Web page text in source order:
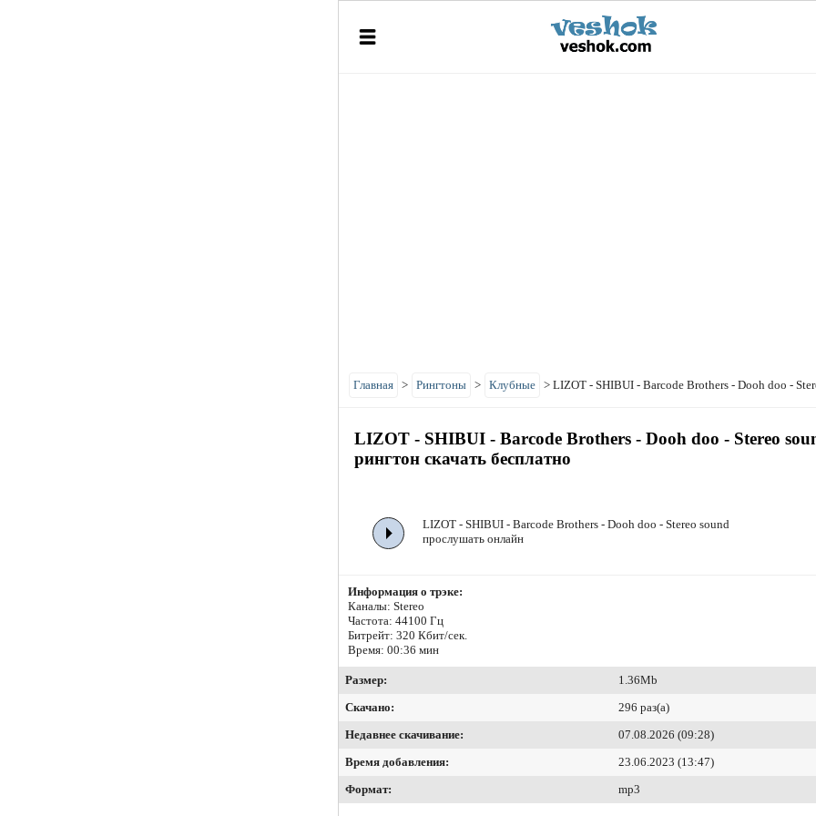
Главная > Рингтоны > Клубные > LIZOT - SHIBUI - Barcode Brothers - Dooh doo -
LIZOT - SHIBUI - Barcode Brothers - Dooh doo - Stereo
рингтон скачать бесплатно
LIZOT - SHIBUI - Barcode Brothers - Dooh doo - Stereo sound
прослушать онлайн
Информация о трэке:
Каналы: Stereo
Частота: 44100 Гц
Битрейт: 320 Кбит/сек.
Время: 00:36 мин
Размер:
1.36Mb
Скачано:
296 раз(а)
Недавнее скачивание:
07.08.2026 (09:28)
Время добавления:
23.06.2023 (13:47)
Формат:
mp3